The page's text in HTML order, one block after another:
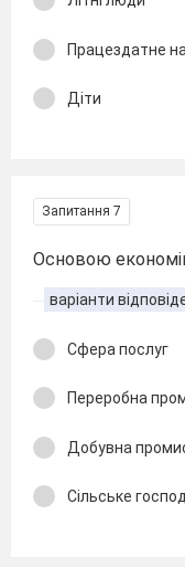
Працездатне
Діти
Запитання 7
Основою
варіанти
Сфера послуг
Переробна
Добувна
Сільське